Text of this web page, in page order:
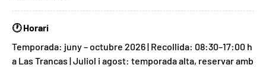
🕐 Horari
Temporada: juny – octubre 2026 | Recollida: 08:30–17:00 h
a Las Trancas | Juliol i agost: temporada alta, reservar amb